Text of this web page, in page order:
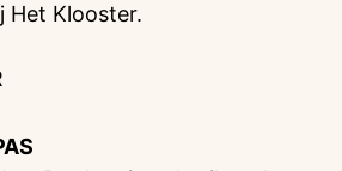
Het Klooster.